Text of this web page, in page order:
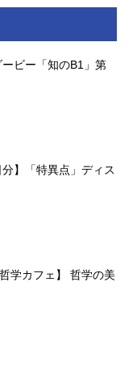
ビー「知のB1」第
分】「特異点」ディス
学カフェ】 哲学の美